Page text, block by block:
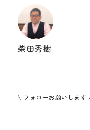
柴田秀樹
\ フォローお願いします